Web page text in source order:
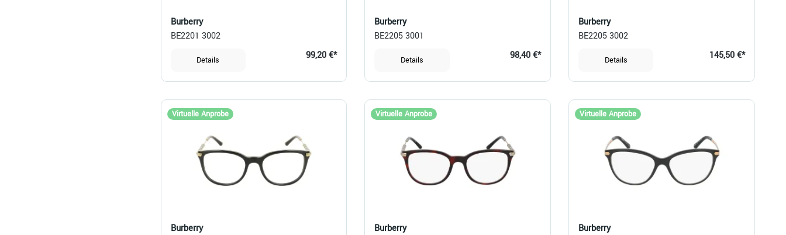
Burberry
BE2201 3002
Details 99,20 €*
Burberry
BE2205 3001
Details 98,40 €*
Burberry
BE2205 3002
Details 145,50 €*
Virtuelle Anprobe
Burberry
Virtuelle Anprobe
Burberry
Virtuelle Anprobe
Burberry